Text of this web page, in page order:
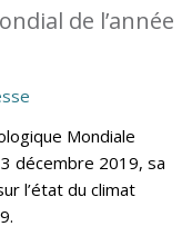
de l’année
Mondiale
décembre 2019, sa
l’état du climat